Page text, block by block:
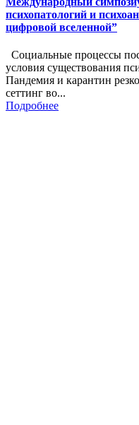
психопатологий и
цифровой вселенной”
Социальные процессы
условия существования
Пандемия и карантин
сеттинг во...
Подробнее